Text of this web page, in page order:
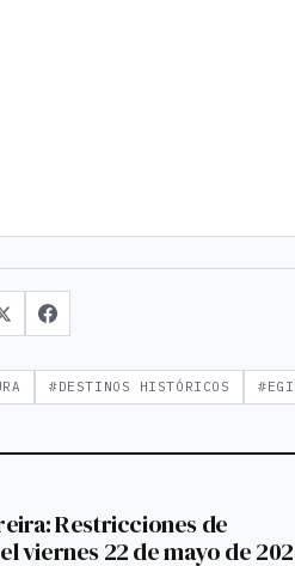
#DESTINOS HISTÓRICOS
Restricciones de
viernes 22 de mayo de